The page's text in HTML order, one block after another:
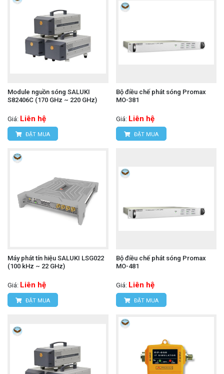
Module nguồn sóng SALUKI
S82406C (170 GHz ~ 220 GHz)
Giá: Liên hệ
ĐẶT MUA
Bộ điều chế phát sóng Promax
MO-381
Giá: Liên hệ
ĐẶT MUA
Máy phát tín hiệu SALUKI LSG022
(100 kHz ~ 22 GHz)
Giá: Liên hệ
ĐẶT MUA
Bộ điều chế phát sóng Promax
MO-481
Giá: Liên hệ
ĐẶT MUA